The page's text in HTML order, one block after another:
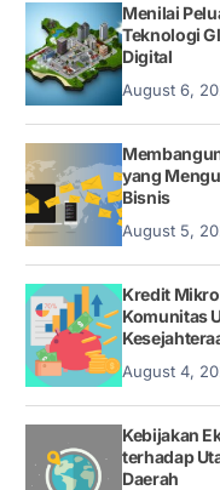
Menilai
Teknologi
Digital
August 6,
yang
Bisnis
August 5,
Kredit
Komunitas
August 4,
Kebijakan
terhadap
Daerah